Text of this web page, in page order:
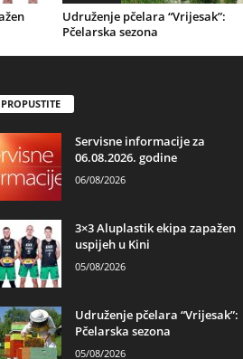
Udruženje pčelara “Vrijesak”:
Pčelarska sezona
Servisne informacije za
06.08.2026. godine
06/08/2026
3×3 Aluplastik ekipa zapažen
uspijeh u Kini
05/08/2026
Udruženje pčelara “Vrijesak”:
Pčelarska sezona
05/08/2026